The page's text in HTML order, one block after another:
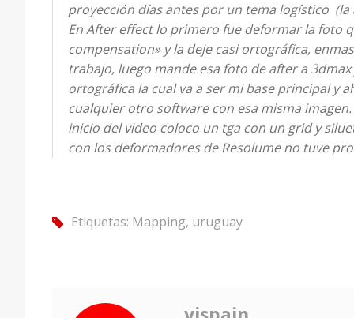
proyección días antes por un tema logístico
En After effect lo primero fue deformar la foto
compensation» y la deje casi ortográfica,
trabajo, luego mande esa foto de after a
ortográfica la cual va a ser mi base principal y
cualquier otro software con esa misma
inicio del video coloco un tga con un grid y
con los deformadores de Resolume no tuve
tag Etiquetas: Mapping, uruguay